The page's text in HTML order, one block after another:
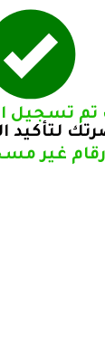
تسجيل
لتأكيد
غير